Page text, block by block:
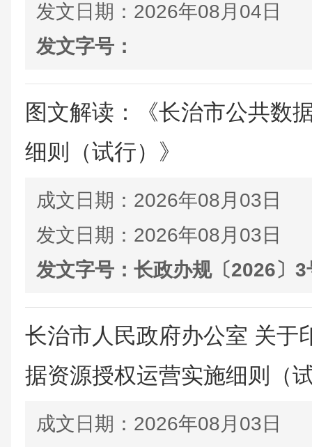
发文日期： 2026年08月04日
发文字号：
图文解读：《长治市公共数
细则（试行）》
成文日期： 2026年08月03日
发文日期： 2026年08月03日
发文字号： 长政办规〔2026〕3
长治市人民政府办公室 关于
据资源授权运营实施细则（
成文日期： 2026年08月03日